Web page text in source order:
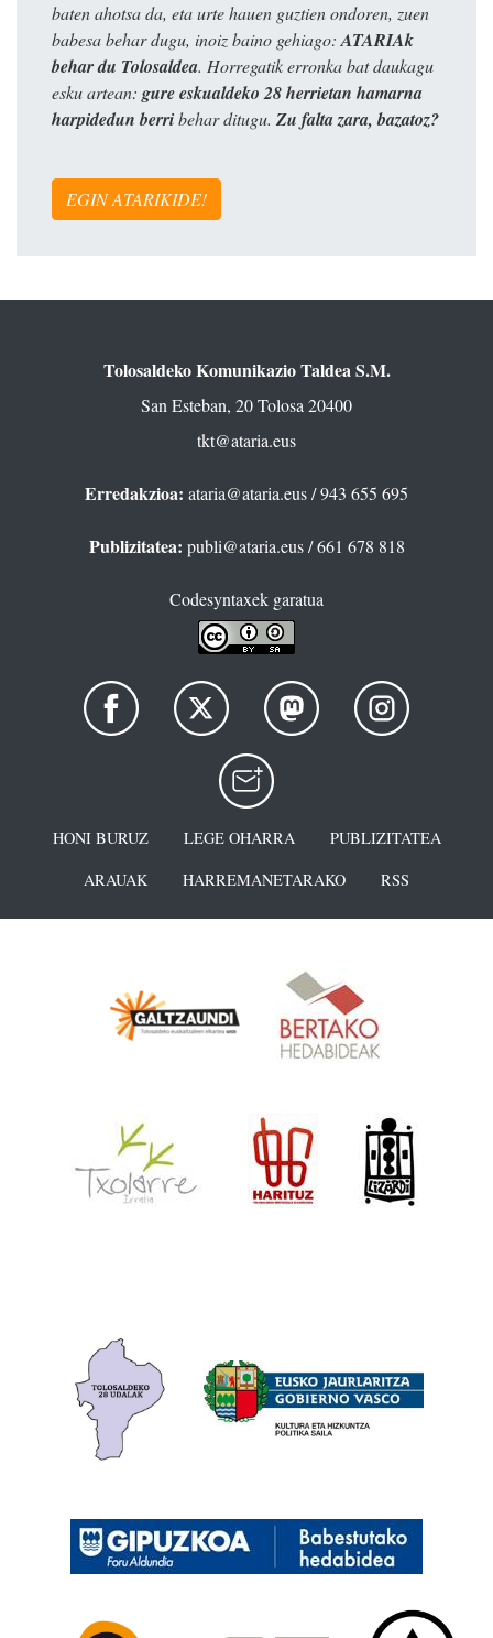
baten ahotsa da, eta urte hauen guztien ondoren, zuen
babesa behar dugu, inoiz baino gehiago: ATARIAk
behar du Tolosaldea. Horregatik erronka bat daukagu
esku artean: gure eskualdeko 28 herrietan hamarna
harpidedun berribehar ditugu. Zu falta zara, bazatoz?
EGIN ATARIKIDE!
Tolosaldeko Komunikazio Taldea S.M.
San Esteban, 20 Tolosa 20400
tkt@ataria.eus
Erredakzioa: ataria@ataria.eus/ 943 655 695
Publizitatea: publi@ataria.eus/ 661 678 818
Codesyntaxek garatua
HONI BURUZ LEGE OHARRA
PUBLIZITATEA
ARAUAK
HARREMANETARAKO RSS